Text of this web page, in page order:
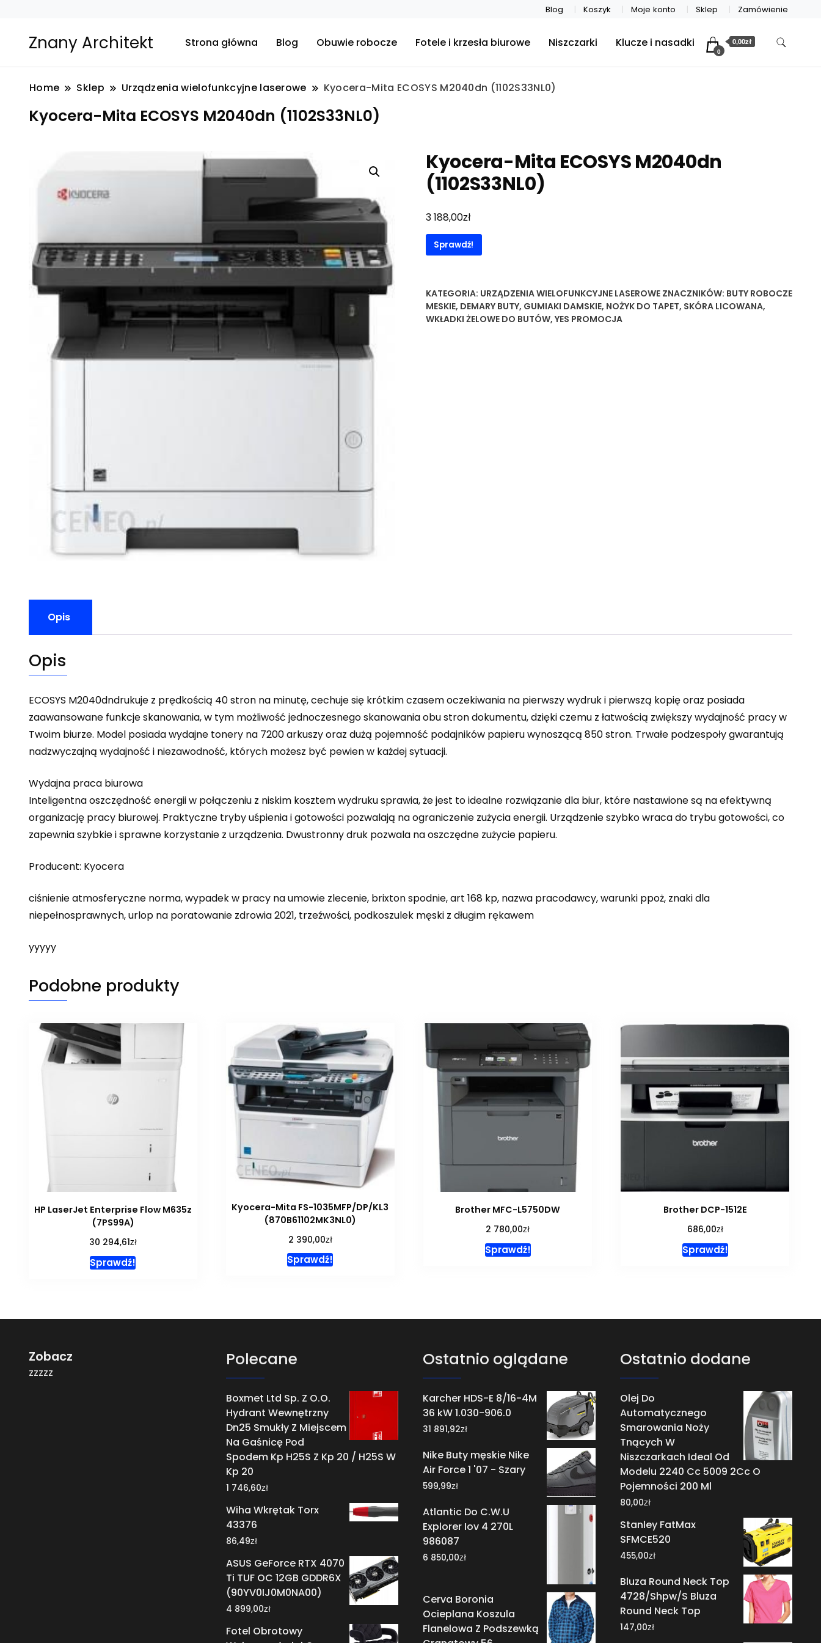
Blog Koszyk Moje konto Sklep Zamówienie
Znany Architekt Strona główna Blog Obuwie robocze Fotele i krzesła biurowe Niszczarki Klucze i nasadki
0
0,00zł
Home Sklep Urządzenia wielofunkcyjne laserowe Kyocera-Mita ECOSYS M2040dn (1102S33NL0)
Kyocera-Mita ECOSYS M2040dn (1102S33NL0)
Kyocera-Mita ECOSYS M2040dn
(1102S33NL0)
3 188,00zł
Sprawdź!
KATEGORIA: URZĄDZENIA WIELOFUNKCYJNE LASEROWE ZNACZNIKÓW: BUTY ROBOCZE
MESKIE, DEMARY BUTY, GUMIAKI DAMSKIE, NOŻYK DO TAPET, SKÓRA LICOWANA,
WKŁADKI ŻELOWE DO BUTÓW, YES PROMOCJA
Opis
Opis
ECOSYS M2040dndrukuje z prędkością 40 stron na minutę, cechuje się krótkim czasem oczekiwania na pierwszy wydruk i pierwszą kopię oraz posiada
zaawansowane funkcje skanowania, w tym możliwość jednoczesnego skanowania obu stron dokumentu, dzięki czemu z łatwością zwiększy wydajność pracy w
Twoim biurze. Model posiada wydajne tonery na 7200 arkuszy oraz dużą pojemność podajników papieru wynoszącą 850 stron. Trwałe podzespoły gwarantują
nadzwyczajną wydajność i niezawodność, których możesz być pewien w każdej sytuacji.
Wydajna praca biurowa
Inteligentna oszczędność energii w połączeniu z niskim kosztem wydruku sprawia, że jest to idealne rozwiązanie dla biur, które nastawione są na efektywną
organizację pracy biurowej. Praktyczne tryby uśpienia i gotowości pozwalają na ograniczenie zużycia energii. Urządzenie szybko wraca do trybu gotowości, co
zapewnia szybkie i sprawne korzystanie z urządzenia. Dwustronny druk pozwala na oszczędne zużycie papieru.
Producent: Kyocera
ciśnienie atmosferyczne norma, wypadek w pracy na umowie zlecenie, brixton spodnie, art 168 kp, nazwa pracodawcy, warunki ppoż, znaki dla
niepełnosprawnych, urlop na poratowanie zdrowia 2021, trzeźwości, podkoszulek męski z długim rękawem
yyyyy
Podobne produkty
HP LaserJet Enterprise Flow M635z
(7PS99A)
30 294,61zł
Sprawdź!
Kyocera-Mita FS-1035MFP/DP/KL3
(870B61102MK3NL0)
2 390,00zł
Sprawdź!
Brother MFC-L5750DW
2 780,00zł
Sprawdź!
Brother DCP-1512E
686,00zł
Sprawdź!
Zobacz
zzzzz
Polecane
Boxmet Ltd Sp. Z O.O.
Hydrant Wewnętrzny
Dn25 Smukły Z Miejscem
Na Gaśnicę Pod
Spodem Kp H25S Z Kp 20 / H25S W
Kp 20
1 746,60zł
Wiha Wkrętak Torx
43376
86,49zł
ASUS GeForce RTX 4070
Ti TUF OC 12GB GDDR6X
(90YV0IJ0M0NA00)
4 899,00zł
Fotel Obrotowy
Ostatnio oglądane
Karcher HDS-E 8/16-4M
36 kW 1.030-906.0
31 891,92zł
Nike Buty męskie Nike
Air Force 1 '07 - Szary
599,99zł
Atlantic Do C.W.U
Explorer Iov 4 270L
986087
6 850,00zł
Cerva Boronia
Ocieplana Koszula
Flanelowa Z Podszewką
Ostatnio dodane
Olej Do
Automatycznego
Smarowania Noży
Tnących W
Niszczarkach Ideal Od
Modelu 2240 Cc 5009 2Cc O
Pojemności 200 Ml
80,00zł
Stanley FatMax
SFMCE520
455,00zł
Bluza Round Neck Top
4728/Shpw/S Bluza
Round Neck Top
147,00zł